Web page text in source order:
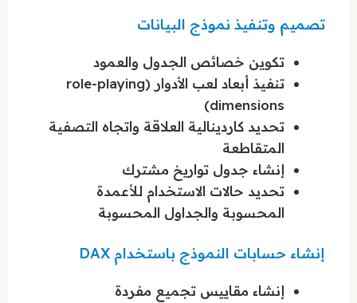
تصميم وتنفيذ نموذج البيانات
تكوين خصائص الجدول والعمود
تنفيذ أبعاد لعب الأدوار (role-playing
dimensions)
تحديد كاردينالية العلاقة واتجاه التصفية
المتقاطعة
إنشاء جدول تواريخ مشترك
تحديد حالات الاستخدام للأعمدة
المحسوبة والجداول المحسوبة
إنشاء حسابات النموذج باستخدام DAX
إنشاء مقاييس تجميع مفردة